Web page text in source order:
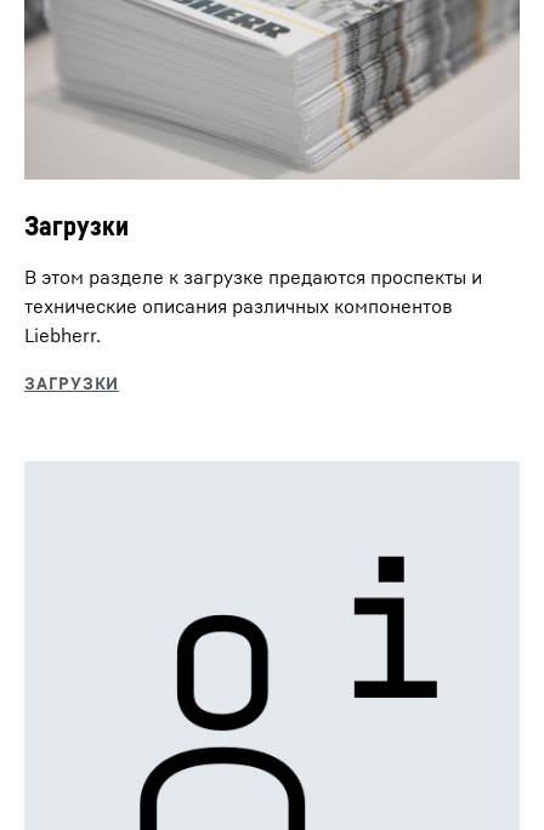
Загрузки
В этом разделе к загрузке предаются проспекты и
технические описания различных компонентов
Liebherr.